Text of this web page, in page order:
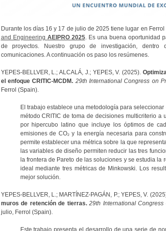
Durante los días 16 y 17 de julio de 2025 tiene lugar en
and Engineering AEIPRO 2025. Es una buena oportunidad
de proyectos. Nuestro grupo de investigación, dentro
comunicaciones. A continuación os paso los resúmenes.
YEPES-BELLVER, L.; ALCALÁ, J.; YEPES, V. (2025).
el enfoque CRITIC-MCDM. 29th International Congress on
Ferrol (Spain).
El trabajo establece una metodología para
método CRITIC de toma de decisiones multicriterio
por hipercubo latino que incluye los óptimos de
emisiones de CO₂ y la energía necesaria para
permite establecer una métrica sobre la que
las variables de diseño permiten reducir las tres
la frontera de Pareto de las soluciones y se estudia
ideal mediante tres métricas de Minkowski. Los
mejor solución.
YEPES-BELLVER, L.; MARTÍNEZ-PAGÁN, P.; YEPES, V.
muros de retención de tierras. 29th International
julio, Ferrol (Spain).
Este trabajo presenta el desarrollo de una serie de